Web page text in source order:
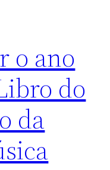
o ano
do
da